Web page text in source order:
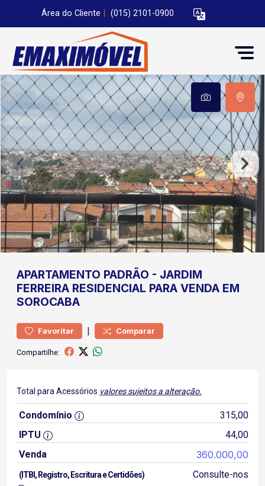
Área do Cliente (015) 2101-0900
APARTAMENTO PADRÃO - JARDIM
FERREIRA RESIDENCIAL PARA VENDA EM
SOROCABA
Favoritar | Comparar
Compartilhe:
Total para Acessórios valores sujeitos a alteração.
Condomínio
315,00
IPTU
44,00
Venda
360.000,00
(ITBI, Registro, Escritura e Certidões) Consulte-nos